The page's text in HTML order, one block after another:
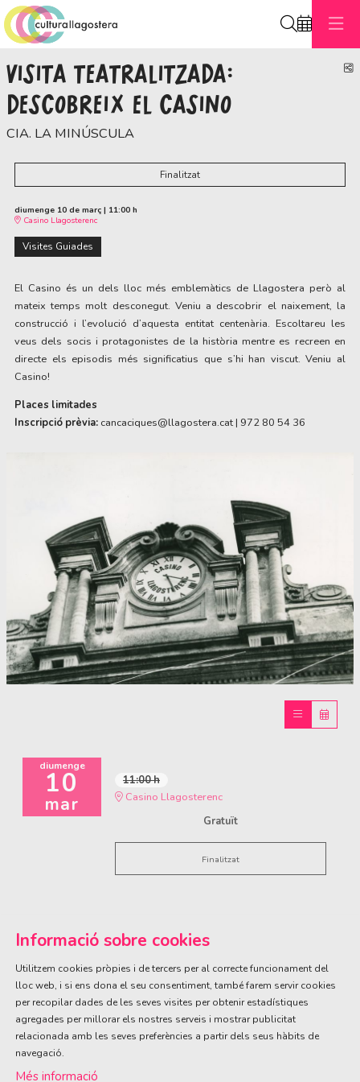
VISITA TEATRALITZADA:
DESCOBREIX EL CASINO
CIA. LA MINÚSCULA
Finalitzat
diumenge 10 de març | 11:00 h
Casino Llagosterenc
Visites Guiades
El Casino és un dels lloc més emblemàtics de Llagostera però al
mateix temps molt desconegut. Veniu a descobrir el naixement, la
construcció i l’evolució d’aquesta entitat centenària. Escoltareu les
veus dels socis i protagonistes de la història mentre es recreen en
directe els episodis més significatius que s’hi han viscut. Veniu al
Casino!
Places limitades
Inscripció prèvia: cancaciques@llagostera.cat | 972 80 54 36
diumenge
10
mar
11:00 h
Casino Llagosterenc
Gratuït
Finalitzat
ÀREA DE CULTURA
Olivareta, 38 · T. 972 83 00 05cultura@llagostera.cat
Sitemap
Informació sobre cookies
Utilitzem cookies pròpies i de tercers per al correcte funcionament del
lloc web, i si ens dona el seu consentiment, també farem servir cookies
per recopilar dades de les seves visites per obtenir estadístiques
agregades per millorar els nostres serveis i mostrar publicitat
relacionada amb les seves preferències a partir dels seus hàbits de
navegació.
Més informació